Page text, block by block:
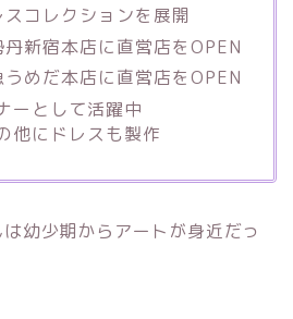
コレクションを展開
新宿本店に直営店をOPEN
めだ本店に直営店をOPEN
ーとして活躍中
他にドレスも製作
幼少期からアートが身近だっ